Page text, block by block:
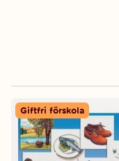
Giftfri förskola